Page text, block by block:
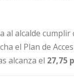
alcalde cumplir
el Plan de
alcanza el 27,75